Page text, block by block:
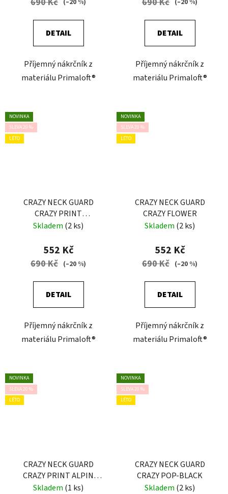
DETAIL
Příjemný nákrčník z
materiálu Primaloft®
DETAIL
Příjemný nákrčník z
materiálu Primaloft®
NOVINKA
SLEVA 20 %
LÉTO
CRAZY NECK GUARD
CRAZY PRINT
PATAGONIA
Skladem (2 ks)
552 Kč
690 Kč (–20 %)
DETAIL
Příjemný nákrčník z
materiálu Primaloft®
NOVINKA
SLEVA 20 %
LÉTO
CRAZY NECK GUARD
CRAZY FLOWER
Skladem (2 ks)
552 Kč
690 Kč (–20 %)
DETAIL
Příjemný nákrčník z
materiálu Primaloft®
NOVINKA
SLEVA 20 %
LÉTO
CRAZY NECK GUARD
CRAZY PRINT ALPIN
FLOWER
Skladem (1 ks)
NOVINKA
SLEVA 20 %
LÉTO
CRAZY NECK GUARD
CRAZY POP-BLACK
Skladem (2 ks)